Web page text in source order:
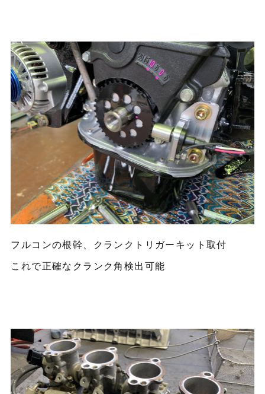
フルコンの根幹、クランクトリガーキット取付
これで正確なクランク角検出可能